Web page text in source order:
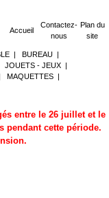
Accueil
Contactez-
nous
Plan du
site
| BUREAU|
JOUETS - JEUX |
MAQUETTES |
entre le 26 juillet et le
pendant cette période.